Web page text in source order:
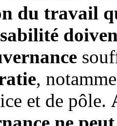
du travail
,
et de pôle.